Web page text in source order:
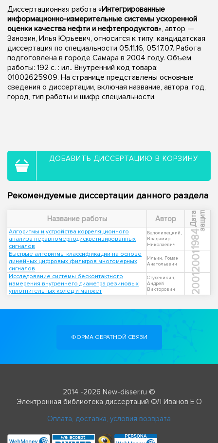
Диссертационная работа «Интегрированные
информационно-измерительные системы ускоренной
оценки качества нефти и нефтепродуктов», автор —
Занозин, Илья Юрьевич, относится к типу: кандидатская
диссертация по специальности 05.11.16, 05.17.07. Работа
подготовлена в городе Самара в 2004 году. Объем
работы: 192 с. : ил.. Внутренний код товара:
01002625909. На странице представлены основные
сведения о диссертации, включая название, автора, год,
город, тип работы и шифр специальности.
ДОБАВИТЬ ДИССЕРТАЦИЮ В КОРЗИНУ
Рекомендуемые диссертации данного раздела
Название работы Автор Д
а
т
а
з
а
щ
и
т ы
Алгоритмы и устройства корреляционного
анализа неравномернодискретизированных
сигналов
Белолипецкий,
Владимир
Николаевич
1984
Быстрые алгоритмы классификации на основе
линейных цифровых фильтров многомерных
сигналов
Ильин, Роман
Анатольевич
2001
Исследование системы бесконтактного
измерения внутреннего диаметра резиновых
уплотнительных колец и манжет
Студеникин,
Андрей
Викторович
2001
ФОРМА ОБРАТНОЙ СВЯЗИ
2014 -2026 New-disser.ru ©
Электронная библиотека диссертаций ФЛ Иванов Е О
Оплата, доставка, условия возврата